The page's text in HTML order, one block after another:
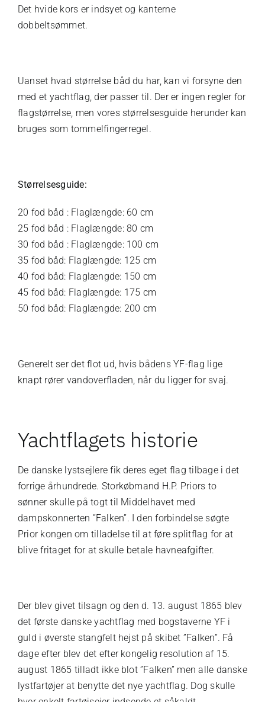
Det hvide kors er indsyet og kanterne
dobbeltsømmet.
Uanset hvad størrelse båd du har, kan vi forsyne den
med et yachtflag, der passer til. Der er ingen regler for
flagstørrelse, men vores størrelsesguide herunder kan
bruges som tommelfingerregel.
Størrelsesguide:
20 fod båd : Flaglængde: 60 cm
25 fod båd : Flaglængde: 80 cm
30 fod båd : Flaglængde: 100 cm
35 fod båd: Flaglængde: 125 cm
40 fod båd: Flaglængde: 150 cm
45 fod båd: Flaglængde: 175 cm
50 fod båd: Flaglængde: 200 cm
Generelt ser det flot ud, hvis bådens YF-flag lige
knapt rører vandoverfladen, når du ligger for svaj.
Yachtflagets historie
De danske lystsejlere fik deres eget flag tilbage i det
forrige århundrede. Storkøbmand H.P. Priors to
sønner skulle på togt til Middelhavet med
dampskonnerten ”Falken”. I den forbindelse søgte
Prior kongen om tilladelse til at føre splitflag for at
blive fritaget for at skulle betale havneafgifter.
Der blev givet tilsagn og den d. 13. august 1865 blev
det første danske yachtflag med bogstaverne YF i
guld i øverste stangfelt hejst på skibet ”Falken”. Få
dage efter blev det efter kongelig resolution af 15.
august 1865 tilladt ikke blot ”Falken” men alle danske
lystfartøjer at benytte det nye yachtflag. Dog skulle